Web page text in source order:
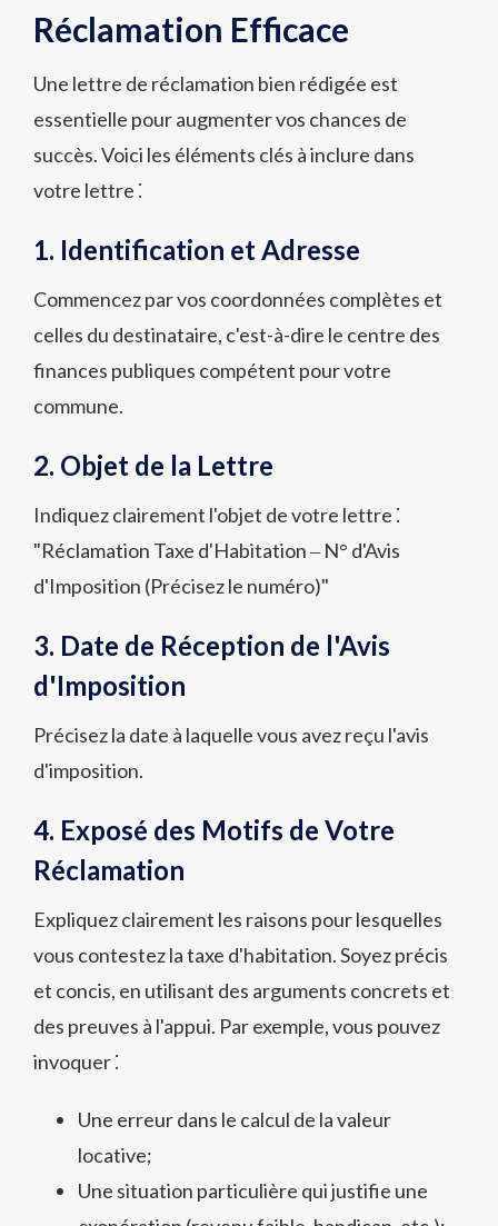
Réclamation Efficace
Une lettre de réclamation bien rédigée est
essentielle pour augmenter vos chances de
succès. Voici les éléments clés à inclure dans
votre lettre ⁚
1. Identification et Adresse
Commencez par vos coordonnées complètes et
celles du destinataire, c'est-à-dire le centre des
finances publiques compétent pour votre
commune.
2. Objet de la Lettre
Indiquez clairement l'objet de votre lettre ⁚
"Réclamation Taxe d'Habitation ‒ N° d'Avis
d'Imposition (Précisez le numéro)"
3. Date de Réception de l'Avis
d'Imposition
Précisez la date à laquelle vous avez reçu l'avis
d'imposition.
4. Exposé des Motifs de Votre
Réclamation
Expliquez clairement les raisons pour lesquelles
vous contestez la taxe d'habitation. Soyez précis
et concis, en utilisant des arguments concrets et
des preuves à l'appui. Par exemple, vous pouvez
invoquer ⁚
Une erreur dans le calcul de la valeur
locative;
Une situation particulière qui justifie une